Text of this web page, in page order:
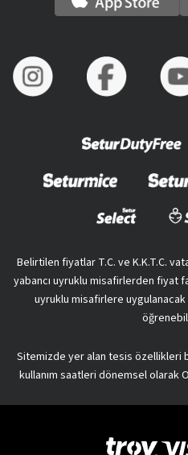
Belirtilen fiyatlar T.C. ve K.K.T.C.
yabancı uyruklu misafirlerden fiyat
uyruklu misafirlere
Sitemizde yer alan tesis özellikleri
kullanım saatleri dönemsel olarak